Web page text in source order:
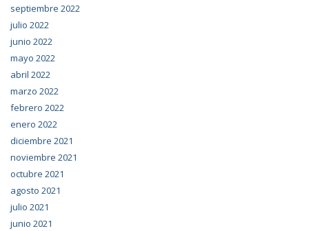
septiembre 2022
julio 2022
junio 2022
mayo 2022
abril 2022
marzo 2022
febrero 2022
enero 2022
diciembre 2021
noviembre 2021
octubre 2021
agosto 2021
julio 2021
junio 2021